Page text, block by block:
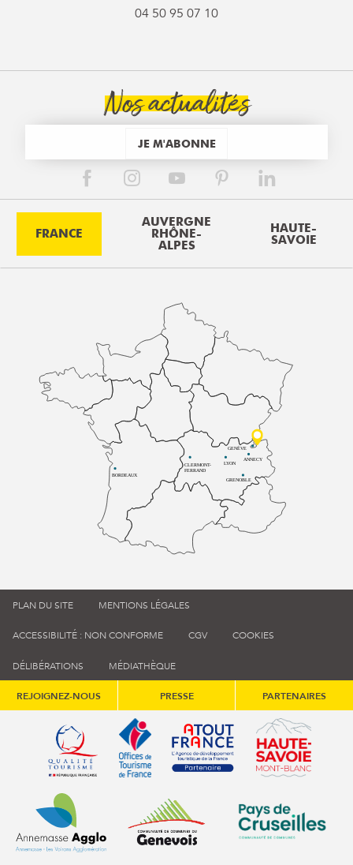
04 50 95 07 10
Nos actualités
JE M'ABONNE
FRANCE
AUVERGNE
RHÔNE-
ALPES
HAUTE-
SAVOIE
BORDEAUX
CLERMONT-
FERRAND
LYON
ANNECY
GRENOBLE
GENÈVE
PLAN DU SITE MENTIONS LÉGALES
ACCESSIBILITÉ : NON CONFORME CGV COOKIES
DÉLIBÉRATIONS MÉDIATHÈQUE
REJOIGNEZ-NOUS PRESSE PARTENAIRES
Qualité tourisme (s'ouvre dans une nouvelle fenêtre)
Office de tourisme de France (s'ouvre
Atout France (s'ouvre dans
Annemasse Agglo (s'ouvre dans une nouvelle fenêtre)
Communauté de communes du
Communauté de